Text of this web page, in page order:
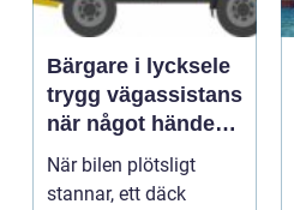
Bärgare i lycksele
trygg vägassistans
när något händer
på vägen
När bilen plötsligt
stannar, ett däck